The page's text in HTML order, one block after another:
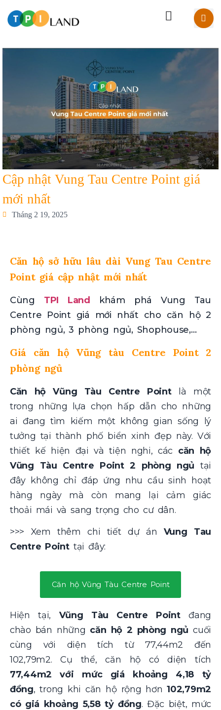
Cập nhật Vung Tau Centre Point giá
mới nhất
Tháng 2 19, 2025
Căn hộ sở hữu lâu dài Vung Tau Centre
Point giá cập nhật mới nhất
Cùng TPI Land
khám phá Vung Tau
Centre Point giá mới nhất cho căn hộ 2
phòng ngủ, 3 phòng ngủ, Shophouse,…
Giá căn hộ Vũng tàu Centre Point 2
phòng ngủ
Căn hộ Vũng Tàu Centre Pointlà một
trong những lựa chọn hấp dẫn cho những
ai đang tìm kiếm một không gian sống lý
tưởng tại thành phố biển xinh đẹp này. Với
thiết kế hiện đại và tiện nghi, các căn hộ
Vũng Tàu Centre Point 2 phòng ngủ tại
đây không chỉ đáp ứng nhu cầu sinh hoạt
hàng ngày mà còn mang lại cảm giác
thoải mái và sang trọng cho cư dân.
>>> Xem thêm chi tiết dự án Vung Tau
Centre Point tại đây:
Căn hộ Vũng Tàu Centre Point
Hiện tại, Vũng Tàu Centre Pointđang
chào bán những căn hộ 2 phòng ngủ cuối
cùng với diện tích từ 77,44m2 đến
102,79m2. Cụ thể, căn hộ có diện tích
77,44m2 với mức giá khoảng 4,18 tỷ
đồng, trong khi căn hộ rộng hơn 102,79m2
có giá khoảng 5,58 tỷ đồng. Đặc biệt, mức